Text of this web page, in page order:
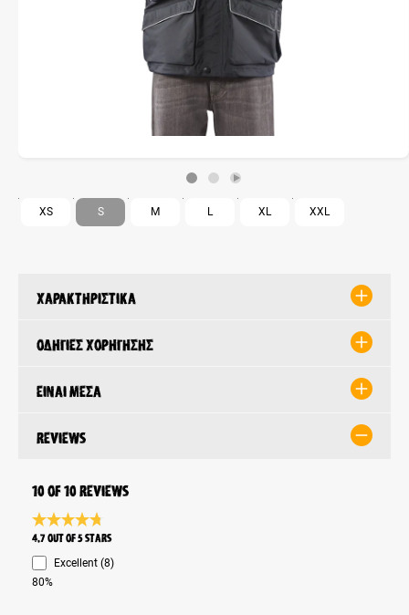
XS S M L XL XXL
Χαρακτηριστικά
Οδηγίες χορήγησης
Είναι μέσα
Reviews
10 of 10 reviews
Average rating 4.7 of 5 Stars
4.7 out of 5 stars
Excellent (8)
80%